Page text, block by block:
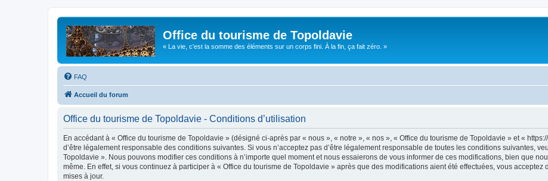
Office du tourisme de Topoldavie
« La vie, c'est la somme des éléments sur un corps fini. À la fin, ça fait zéro. »
FAQ
Accueil du forum
Office du tourisme de Topoldavie - Conditions d’utilisation
En accédant à « Office du tourisme de Topoldavie » (désigné ci-après par « nous », « notre », « nos », « Office du tourisme de Topoldavie » et «
d’être légalement responsable des conditions suivantes. Si vous n’acceptez pas d’être légalement responsable de toutes les conditions suivantes,
Topoldavie ». Nous pouvons modifier ces conditions à n’importe quel moment et nous essaierons de vous informer de ces modifications, bien que
même. En effet, si vous continuez à participer à « Office du tourisme de Topoldavie » après que des modifications aient été effectuées, vous
mises à jour.